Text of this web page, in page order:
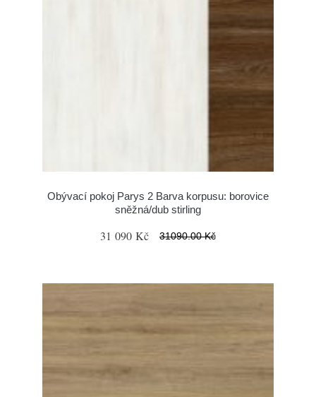
Obývací pokoj Parys 2 Barva korpusu: borovice
sněžná/dub stirling
31 090 Kč 31090.00 Kč